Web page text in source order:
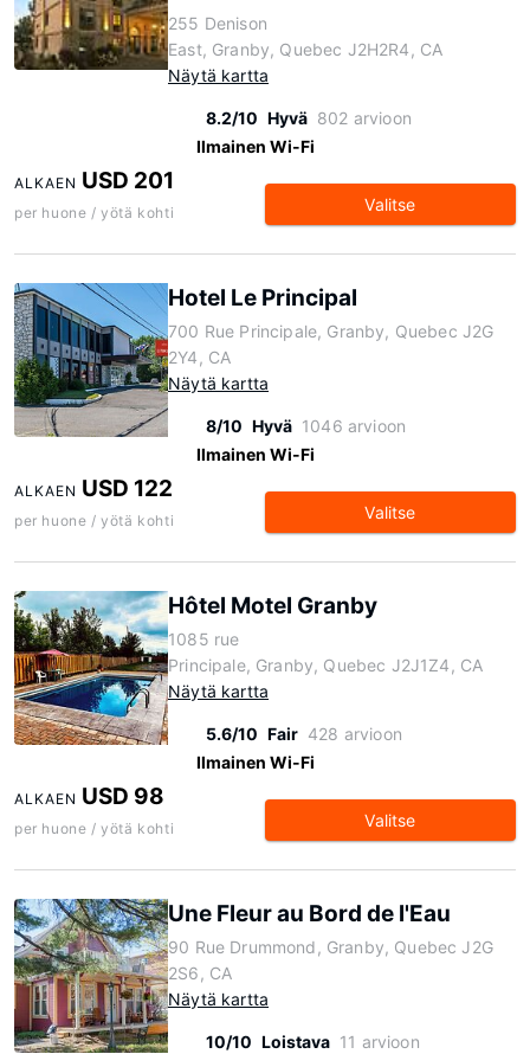
255 Denison
East, Granby, Quebec J2H2R4, CA
Näytä kartta
8.2/10 Hyvä 802 arvioon
Ilmainen Wi-Fi
ALKAEN USD 201
per huone / yötä kohti Valitse
Hotel Le Principal
700 Rue Principale, Granby, Quebec J2G
2Y4, CA
Näytä kartta
8/10 Hyvä 1046 arvioon
Ilmainen Wi-Fi
ALKAEN USD 122
per huone / yötä kohti Valitse
Hôtel Motel Granby
1085 rue
Principale, Granby, Quebec J2J1Z4, CA
Näytä kartta
5.6/10 Fair 428 arvioon
Ilmainen Wi-Fi
ALKAEN USD 98
per huone / yötä kohti Valitse
Une Fleur au Bord de l'Eau
90 Rue Drummond, Granby, Quebec J2G
2S6, CA
Näytä kartta
10/10 Loistava 11 arvioon